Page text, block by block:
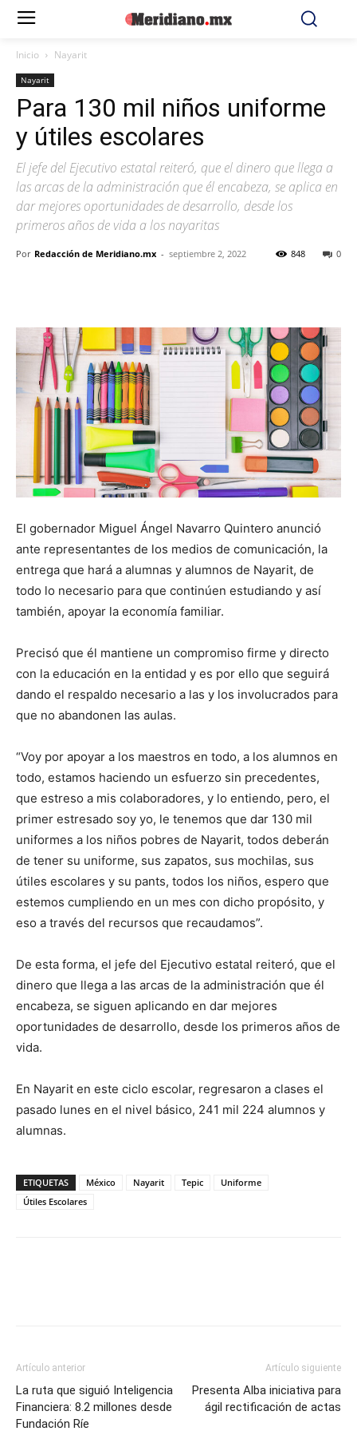
Inicio Nayarit
Nayarit
Para 130 mil niños uniforme
y útiles escolares
El jefe del Ejecutivo estatal reiteró, que el dinero que llega a
las arcas de la administración que él encabeza, se aplica en
dar mejores oportunidades de desarrollo, desde los
primeros años de vida a los nayaritas
Por Redacción de Meridiano.mx - septiembre 2, 2022 0
848
El gobernador Miguel Ángel Navarro Quintero anunció
ante representantes de los medios de comunicación, la
entrega que hará a alumnas y alumnos de Nayarit, de
todo lo necesario para que continúen estudiando y así
también, apoyar la economía familiar.
Precisó que él mantiene un compromiso firme y directo
con la educación en la entidad y es por ello que seguirá
dando el respaldo necesario a las y los involucrados para
que no abandonen las aulas.
“Voy por apoyar a los maestros en todo, a los alumnos en
todo, estamos haciendo un esfuerzo sin precedentes,
que estreso a mis colaboradores, y lo entiendo, pero, el
primer estresado soy yo, le tenemos que dar 130 mil
uniformes a los niños pobres de Nayarit, todos deberán
de tener su uniforme, sus zapatos, sus mochilas, sus
útiles escolares y su pants, todos los niños, espero que
estemos cumpliendo en un mes con dicho propósito, y
eso a través del recursos que recaudamos”.
De esta forma, el jefe del Ejecutivo estatal reiteró, que el
dinero que llega a las arcas de la administración que él
encabeza, se siguen aplicando en dar mejores
oportunidades de desarrollo, desde los primeros años de
vida.
En Nayarit en este ciclo escolar, regresaron a clases el
pasado lunes en el nivel básico, 241 mil 224 alumnos y
alumnas.
ETIQUETAS México Nayarit Tepic
Uniforme
Útiles Escolares
Artículo anterior
La ruta que siguió Inteligencia
Financiera: 8.2 millones desde
Fundación Ríe
Artículo siguiente
Presenta Alba iniciativa para
ágil rectificación de actas